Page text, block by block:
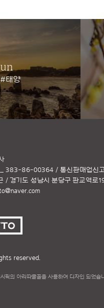
#태양
_ 383-86-00364 / 통신판매업신
/ 경기도 성남시 분당구 판교역로
reserved.
픽의 아리따글꼴을 사용하여 디자인 되었습